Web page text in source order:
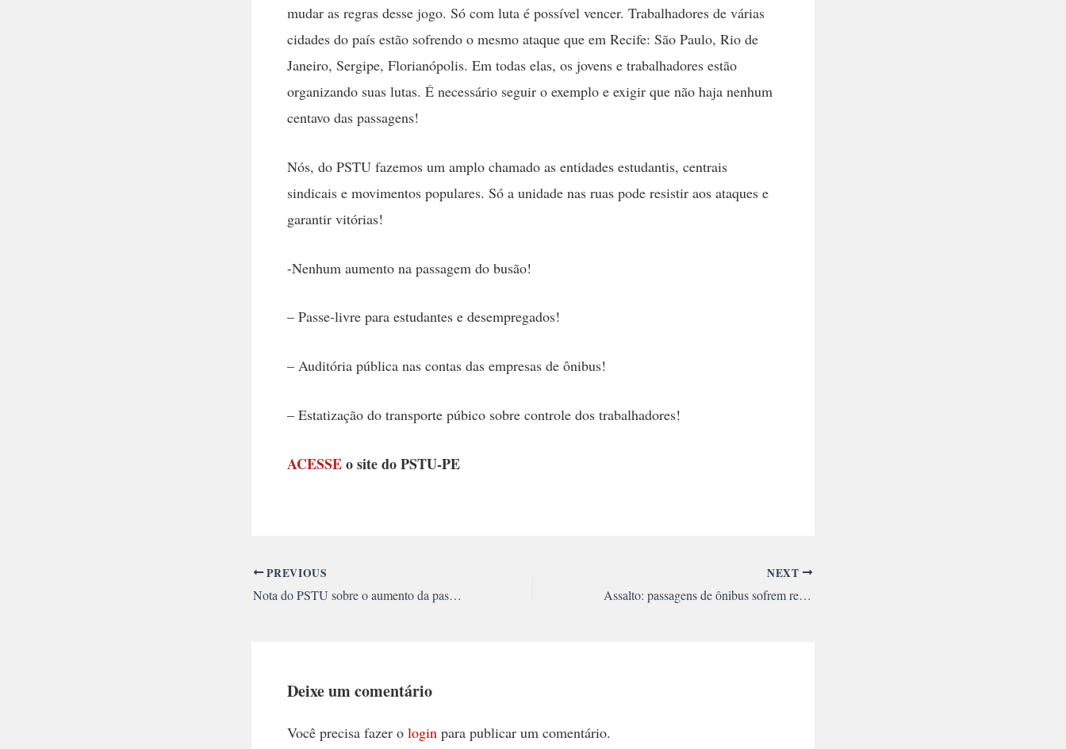
mudar as regras desse jogo. Só com luta é possível vencer. Trabalhadores de várias
cidades do país estão sofrendo o mesmo ataque que em Recife: São Paulo, Rio de
Janeiro, Sergipe, Florianópolis. Em todas elas, os jovens e trabalhadores estão
organizando suas lutas. É necessário seguir o exemplo e exigir que não haja nenhum
centavo das passagens!
Nós, do PSTU fazemos um amplo chamado as entidades estudantis, centrais
sindicais e movimentos populares. Só a unidade nas ruas pode resistir aos ataques e
garantir vitórias!
-Nenhum aumento na passagem do busão!
– Passe-livre para estudantes e desempregados!
– Auditória pública nas contas das empresas de ônibus!
– Estatização do transporte púbico sobre controle dos trabalhadores!
ACESSEo site do PSTU-PE
PREVIOUS
Nota do PSTU sobre o aumento da passagem em São Paulo
NEXT
Assalto: passagens de ônibus sofrem reajustes em várias capitais
Deixe um comentário
Você precisa fazer o login para publicar um comentário.